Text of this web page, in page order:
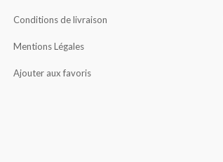
Conditions de livraison
Mentions Légales
Ajouter aux favoris